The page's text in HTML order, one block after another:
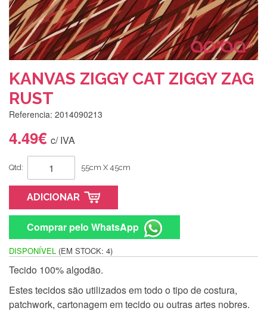
KANVAS ZIGGY CAT ZIGGY ZAG
RUST
Referencia: 2014090213
4.49€ c/ IVA
Qtd: 55cm X 45cm
ADICIONAR
Comprar pelo WhatsApp
DISPONÍVEL (EM STOCK: 4)
Tecido 100% algodão.
Estes tecidos são utilizados em todo o tipo de costura,
patchwork, cartonagem em tecido ou outras artes nobres.